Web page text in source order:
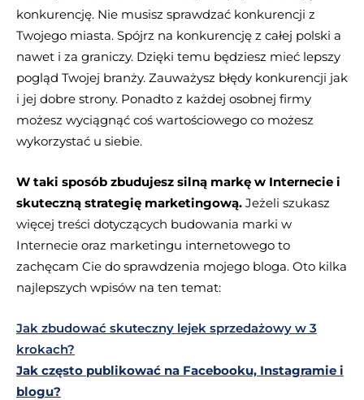
konkurencję. Nie musisz sprawdzać konkurencji z
Twojego miasta. Spójrz na konkurencję z całej polski a
nawet i za graniczy. Dzięki temu będziesz mieć lepszy
pogląd Twojej branży. Zauważysz błędy konkurencji jak
i jej dobre strony. Ponadto z każdej osobnej firmy
możesz wyciągnąć coś wartościowego co możesz
wykorzystać u siebie.
W taki sposób zbudujesz silną markę w Internecie i
skuteczną strategię marketingową. Jeżeli szukasz
więcej treści dotyczących budowania marki w
Internecie oraz marketingu internetowego to
zachęcam Cie do sprawdzenia mojego bloga. Oto kilka
najlepszych wpisów na ten temat:
Jak zbudować skuteczny lejek sprzedażowy w 3
krokach?
Jak często publikować na Facebooku, Instagramie i
blogu?